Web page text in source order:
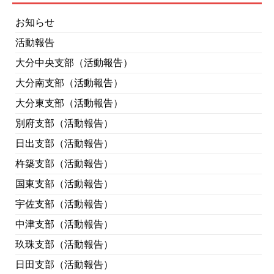
お知らせ
活動報告
大分中央支部（活動報告）
大分南支部（活動報告）
大分東支部（活動報告）
別府支部（活動報告）
日出支部（活動報告）
杵築支部（活動報告）
国東支部（活動報告）
宇佐支部（活動報告）
中津支部（活動報告）
玖珠支部（活動報告）
日田支部（活動報告）